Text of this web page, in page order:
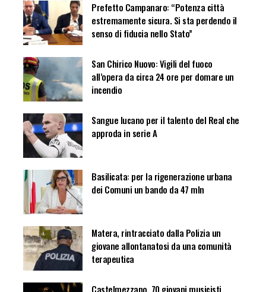
Prefetto Campanaro: “Potenza città
estremamente sicura. Si sta perdendo il
senso di fiducia nello Stato”
San Chirico Nuovo: Vigili del fuoco
all’opera da circa 24 ore per domare un
incendio
Sangue lucano per il talento del Real che
approda in serie A
Basilicata: per la rigenerazione urbana
dei Comuni un bando da 47 mln
Matera, rintracciato dalla Polizia un
giovane allontanatosi da una comunità
terapeutica
Castelmezzano, 70 giovani musicisti